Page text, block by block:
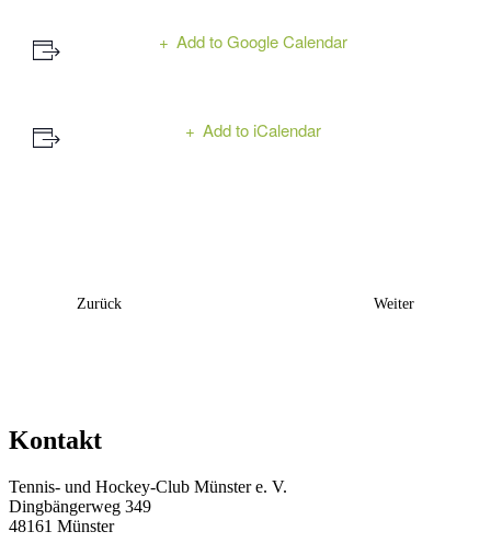
Add to Google Calendar
Add to iCalendar
Navigation
Zurück Weiter
Kontakt
Tennis- und Hockey-Club Münster e. V.
Dingbängerweg 349
48161 Münster